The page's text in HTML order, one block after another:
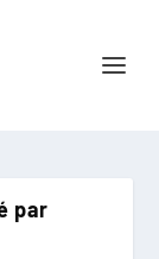
par